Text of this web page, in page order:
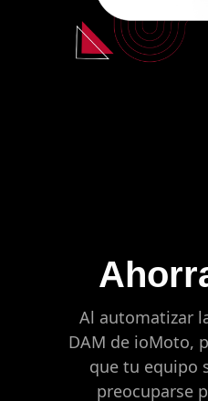
Al automatizar
DAM de ioMoto,
que tu equipo
preocuparse